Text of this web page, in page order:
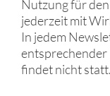
Nutzung für
jederzeit mit
In jedem
entsprechender
findet nicht statt.